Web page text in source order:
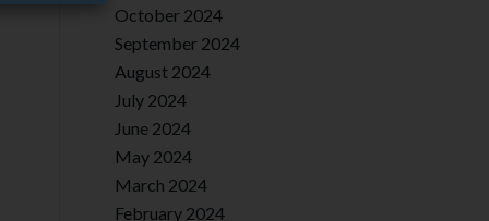
October 2024
September 2024
August 2024
July 2024
June 2024
May 2024
March 2024
February 2024